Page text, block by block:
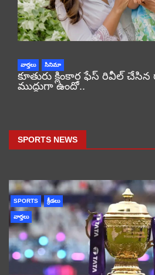
వార్తలు సినిమా
కూతురు క్లింకార ఫేస్ రివీల్
ముద్దుగా ఉందో..
SPORTS NEWS
SPORTS క్రీడలు
వార్తలు